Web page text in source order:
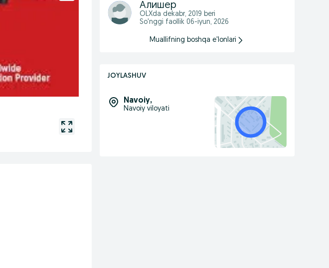
Алишер
OLXda dekabr, 2019 beri
So'nggi faollik 06-iyun, 2026
Muallifning boshqa e'lonlari
JOYLASHUV
Navoiy,
Navoiy viloyati